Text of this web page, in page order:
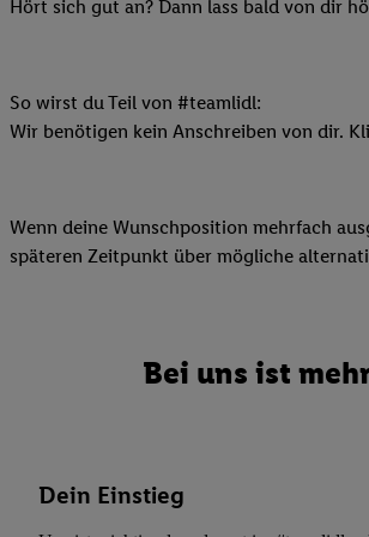
Hört sich gut an? Dann lass bald von dir
So wirst du Teil von #teamlidl:
Wir benötigen kein Anschreiben von dir.
Wenn deine Wunschposition mehrfach
späteren Zeitpunkt über mögliche
Bei uns ist
Dein Einstieg